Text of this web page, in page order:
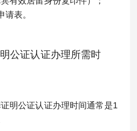
请表。
公证认证办理所需时
明公证认证办理时间通常是1